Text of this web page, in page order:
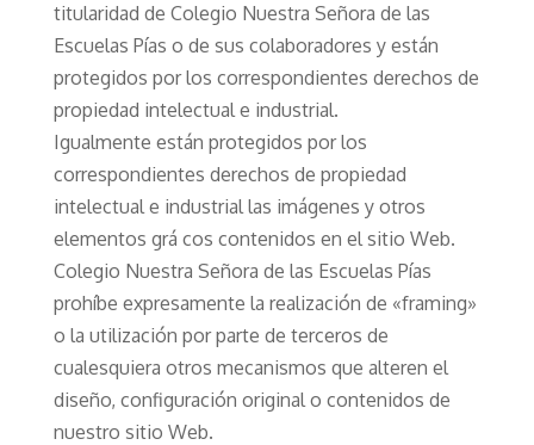
titularidad de Colegio Nuestra Señora de las
Escuelas Pías o de sus colaboradores y están
protegidos por los correspondientes derechos de
propiedad intelectual e industrial.
Igualmente están protegidos por los
correspondientes derechos de propiedad
intelectual e industrial las imágenes y otros
elementos grá cos contenidos en el sitio Web.
Colegio Nuestra Señora de las Escuelas Pías
prohíbe expresamente la realización de «framing»
o la utilización por parte de terceros de
cualesquiera otros mecanismos que alteren el
diseño, configuración original o contenidos de
nuestro sitio Web.